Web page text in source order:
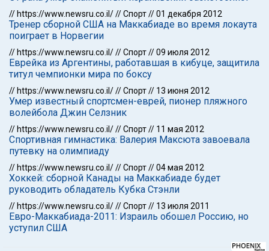
// https://www.newsru.co.il///Спорт//01 декабря 2012
Тренер сборной США на Маккабиаде во время локаута
поиграет в Норвегии
// https://www.newsru.co.il///Спорт//09 июля 2012
Еврейка из Аргентины, работавшая в кибуце, защитила
титул чемпионки мира по боксу
// https://www.newsru.co.il///Спорт// 13 июня 2012
Умер известный спортсмен-еврей, пионер пляжного
волейбола Джин Селзник
// https://www.newsru.co.il///Спорт// 11 мая 2012
Спортивная гимнастика: Валерия Максюта завоевала
путевку на олимпиаду
// https://www.newsru.co.il///Спорт//04 мая 2012
Хоккей: сборной Канады на Маккабиаде будет
руководить обладатель Кубка Стэнли
// https://www.newsru.co.il///Спорт// 13 июля 2011
Евро-Маккабиада-2011: Израиль обошел Россию, но
уступил США